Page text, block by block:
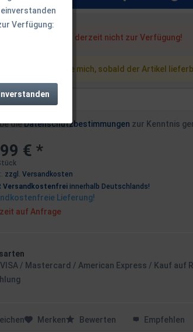
Dieser Artikel steht derzeit nicht zur Verfügung!
Benachrichtigen Sie mich, sobald der Artikel
dieDatenschutzbestimmungen zur Kenntnis
€ *
zzgl. Versandkosten
Versandkostenfrei innerhalb Deutschlands!
Lieferung!
auf Anfrage
VISA / Mastercard / American Express / Kauf auf
Merken Bewerten Empfehlen
Verfügung: